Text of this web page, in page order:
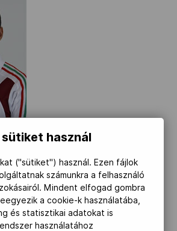
használ
("sütiket") használ. Ezen fájlok
számunkra a felhasználó
Mindent elfogad gombra
a cookie-k használatába,
és statisztikai adatokat is
használatához